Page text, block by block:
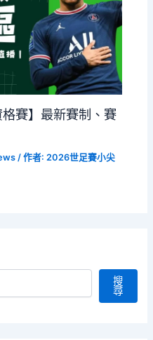
賽】最新賽制、賽
/ 作者: 2026世足賽小尖
搜
尋